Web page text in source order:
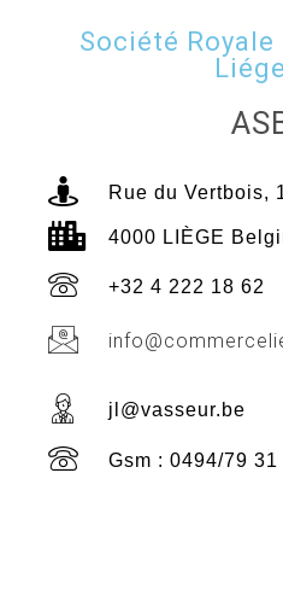
Société Royale
Rue du Vertbois,
4000 LIÈGE
+32 4 222 18 62
jl@vasseur.be
Gsm : 0494/79